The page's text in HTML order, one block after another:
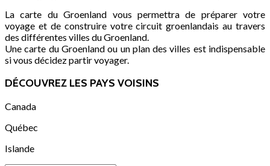
La carte du Groenland vous permettra de préparer votre
voyage et de construire votre circuit groenlandais au travers
des différentes villes du Groenland.
Une carte du Groenland ou un plan des villes est indispensable
si vous décidez partir voyager.
DÉCOUVREZ LES PAYS VOISINS
Canada
Québec
Islande